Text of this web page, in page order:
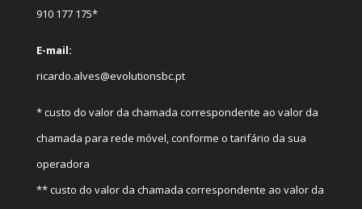
910 177 175*
E-mail:
ricardo.alves@evolutionsbc.pt
* custo do valor da chamada correspondente ao valor da
chamada para rede móvel, conforme o tarifário da sua
operadora
** custo do valor da chamada correspondente ao valor da